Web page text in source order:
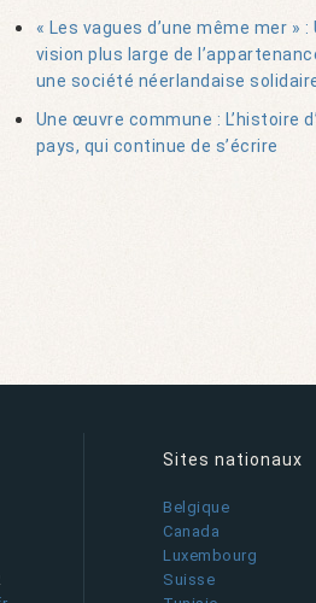
« Les vagues d’une même mer » :
vision plus large de
une société néerlandaise
Une œuvre commune : L’histoire
pays, qui continue de s’écrire
Sites nationaux
Belgique
Canada
Luxembourg
Suisse